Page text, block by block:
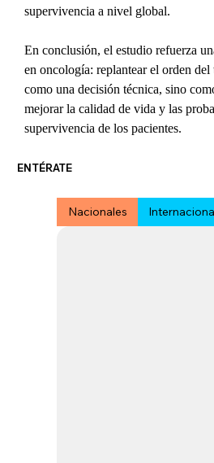
supervivencia a nivel global.
En conclusión, el estudio refuerza
en oncología: replantear el orden
como una decisión técnica, sino
mejorar la calidad de vida y las
supervivencia de los pacientes.
ENTÉRATE
Nacionales